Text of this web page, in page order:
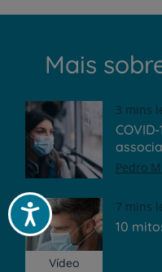
Acessibilidade
Mais
3 mins
Pedro
Vídeo
7 mins
10